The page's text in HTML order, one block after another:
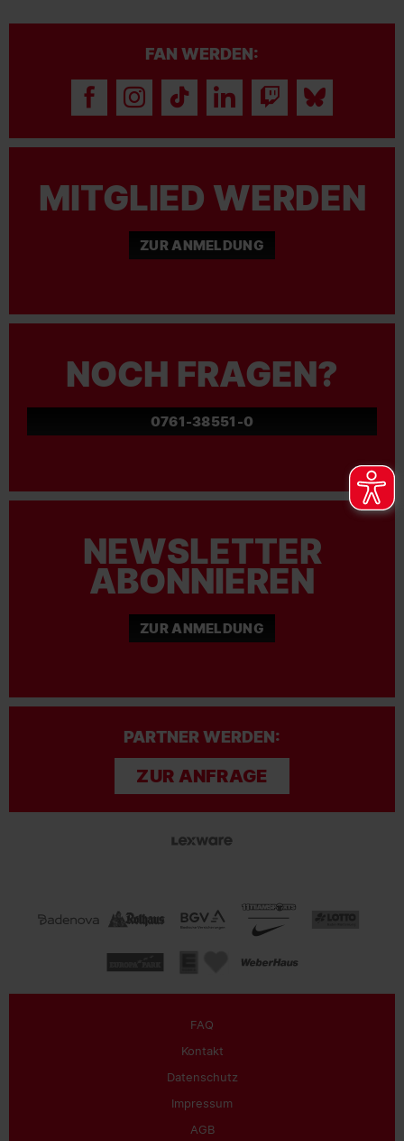
FAN WERDEN:
MITGLIED WERDEN
ZUR ANMELDUNG
NOCH FRAGEN?
0761-38551-0
NEWSLETTER
ABONNIEREN
ZUR ANMELDUNG
PARTNER WERDEN:
ZUR ANFRAGE
FAQ
Kontakt
Datenschutz
Impressum
AGB